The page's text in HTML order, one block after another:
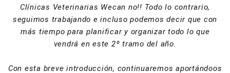
Clínicas Veterinarias Wecan no!! Todo lo contrario,
seguimos trabajando e incluso podemos decir que con
más tiempo para planificar y organizar todo lo que
vendrá en este 2º tramo del año.
Con esta breve introducción, continuaremos aportándoos